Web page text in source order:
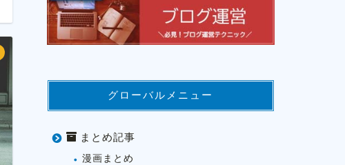
グローバルメニュー
まとめ記事
漫画まとめ